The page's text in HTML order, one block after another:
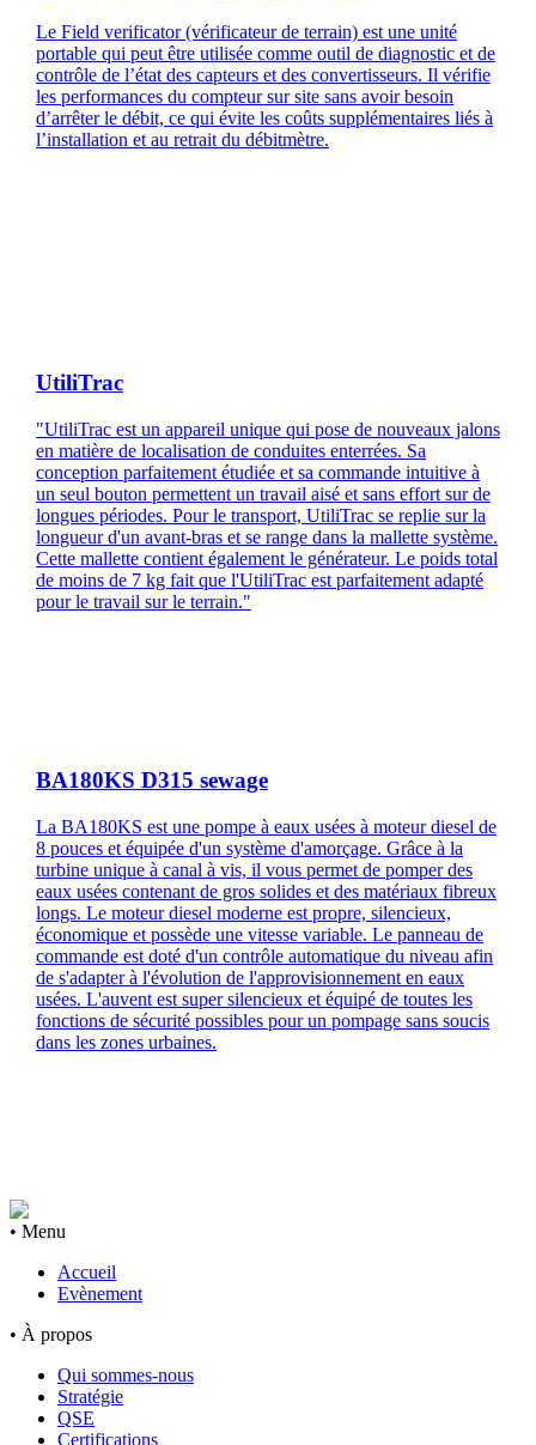
Le Field verificator (vérificateur de terrain) est une unité
portable qui peut être utilisée comme outil de diagnostic et de
contrôle de l’état des capteurs et des convertisseurs. Il vérifie
les performances du compteur sur site sans avoir besoin
d’arrêter le débit, ce qui évite les coûts supplémentaires liés à
l’installation et au retrait du débitmètre.
UtiliTrac
"UtiliTrac est un appareil unique qui pose de nouveaux jalons
en matière de localisation de conduites enterrées. Sa
conception parfaitement étudiée et sa commande intuitive à
un seul bouton permettent un travail aisé et sans effort sur de
longues périodes. Pour le transport, UtiliTrac se replie sur la
longueur d'un avant-bras et se range dans la mallette système.
Cette mallette contient également le générateur. Le poids total
de moins de 7 kg fait que l'UtiliTrac est parfaitement adapté
pour le travail sur le terrain."
BA180KS D315 sewage
La BA180KS est une pompe à eaux usées à moteur diesel de
8 pouces et équipée d'un système d'amorçage. Grâce à la
turbine unique à canal à vis, il vous permet de pomper des
eaux usées contenant de gros solides et des matériaux fibreux
longs. Le moteur diesel moderne est propre, silencieux,
économique et possède une vitesse variable. Le panneau de
commande est doté d'un contrôle automatique du niveau afin
de s'adapter à l'évolution de l'approvisionnement en eaux
usées. L'auvent est super silencieux et équipé de toutes les
fonctions de sécurité possibles pour un pompage sans soucis
dans les zones urbaines.
• Menu
Accueil
Evènement
• À propos
Qui sommes-nous
Stratégie
QSE
Certifications